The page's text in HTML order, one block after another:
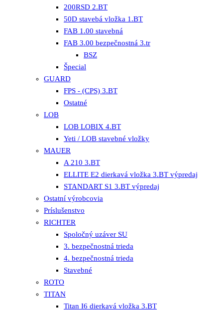
200RSD 2.BT
50D stavebá vložka 1.BT
FAB 1.00 stavebná
FAB 3.00 bezpečnostná 3.tr
BSZ
Špecial
GUARD
FPS - (CPS) 3.BT
Ostatné
LOB
LOB LOBIX 4.BT
Yeti / LOB stavebné vložky
MAUER
A 210 3.BT
ELLITE E2 dierkavá vložka 3.BT výpredaj
STANDART S1 3.BT výpredaj
Ostatní výrobcovia
Príslušenstvo
RICHTER
Spoločný uzáver SU
3. bezpečnostná trieda
4. bezpečnostná trieda
Stavebné
ROTO
TITAN
Titan I6 dierkavá vložka 3.BT